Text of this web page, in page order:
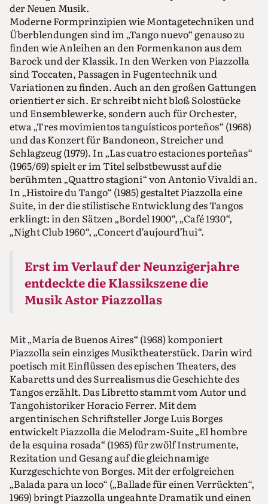
der Neuen Musik.
Moderne Formprinzipien wie Montagetechniken und
Überblendungen sind im „Tango nuevo“ genauso zu
finden wie Anleihen an den Formenkanon aus dem
Barock und der Klassik. In den Werken von Piazzolla
sind Toccaten, Passagen in Fugentechnik und
Variationen zu finden. Auch an den großen Gattungen
orientiert er sich. Er schreibt nicht bloß Solostücke
und Ensemblewerke, sondern auch für Orchester,
etwa „Tres movimientos tanguísticos porteños“ (1968)
und das Konzert für Bandoneon, Streicher und
Schlagzeug (1979). In „Las cuatro estaciones porteñas“
(1965/69) spielt er im Titel selbstbewusst auf die
berühmten „Quattro stagioni“ von Antonio Vivaldi an.
In „Histoire du Tango“ (1985) gestaltet Piazzolla eine
Suite, in der die stilistische Entwicklung des Tangos
erklingt: in den Sätzen „Bordel 1900“, „Café 1930“,
„Night Club 1960“, „Concert d’aujourd’hui“.
Erst im Verlauf der Neunzigerjahre
entdeckte die Klassikszene die
Musik Astor Piazzollas
Mit „María de Buenos Aires“ (1968) komponiert
Piazzolla sein einziges Musiktheaterstück. Darin wird
poetisch mit Einflüssen des epischen Theaters, des
Kabaretts und des Surrealismus die Geschichte des
Tangos erzählt. Das Libretto stammt vom Autor und
Tangohistoriker Horacio Ferrer. Mit dem
argentinischen Schriftsteller Jorge Luis Borges
entwickelt Piazzolla die Melodram-Suite „El hombre
de la esquina rosada“ (1965) für zwölf Instrumente,
Rezitation und Gesang auf die gleichnamige
Kurzgeschichte von Borges. Mit der erfolgreichen
„Balada para un loco“ („Ballade für einen Verrückten“,
1969) bringt Piazzolla ungeahnte Dramatik und einen